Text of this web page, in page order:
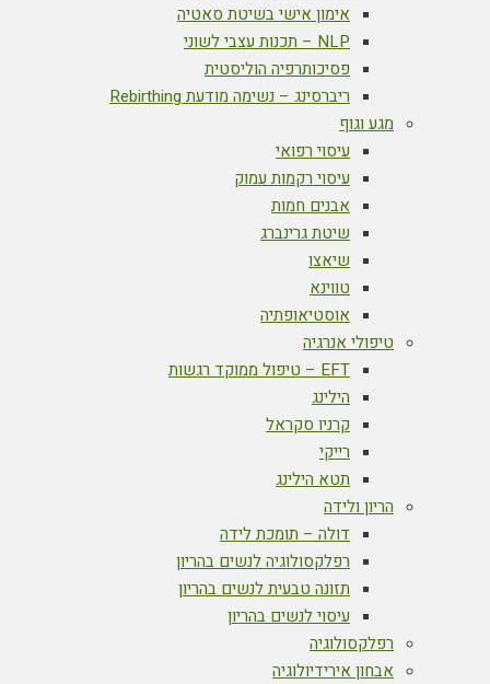
אימון אישי בשיטת סאטיה
NLP – תכנות עצבי לשוני
פסיכותרפיה הוליסטית
ריברסינג – נשימה מודעת Rebirthing
מגע וגוף
עיסוי רפואי
עיסוי רקמות עמוק
אבנים חמות
שיטת גרינברג
שיאצו
טווינא
אוסטיאופתיה
טיפולי אנרגיה
EFT – טיפול ממוקד רגשות
הילינג
קרניו סקראל
רייקי
תטא הילינג
הריון ולידה
דולה – תומכת לידה
רפלקסולוגיה לנשים בהריון
תזונה טבעית לנשים בהריון
עיסוי לנשים בהריון
רפלקסולוגיה
אבחון אירידיולוגיה